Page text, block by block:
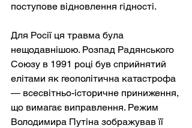
поступове відновлення гідності.
Для Росії ця травма була
нещодавнішою. Розпад Радянського
Союзу в 1991 році був сприйнятий
елітами як геополітична катастрофа
— всесвітньо-історичне приниження,
що вимагає виправлення. Режим
Володимира Путіна зображував її